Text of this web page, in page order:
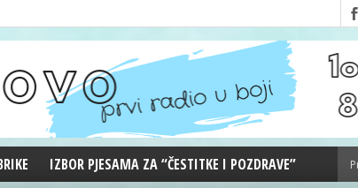
IZBOR PJESAMA ZA “ČESTITKE I POZDRAVE”